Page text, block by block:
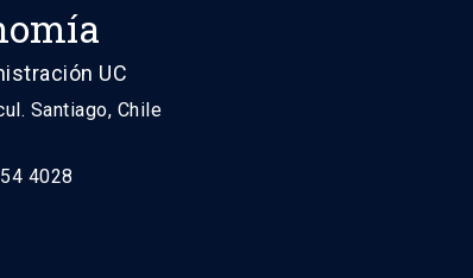
UC
Santiago, Chile
4028